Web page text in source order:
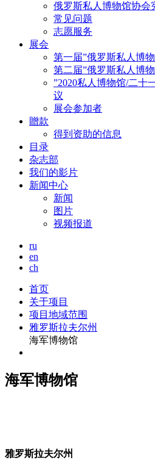
俄罗斯私人博物馆协会
常见问题
志愿服务
展会
第一届”俄罗斯私人博
第二届”俄罗斯私人博
”2020私人博物馆/二十
议
展会参加者
贈款
得到资助的信息
目录
杂志部
我们的影片
新闻中心
新闻
图片
视频报道
ru
en
ch
首页
关于项目
项目地域范围
雅罗斯拉夫尔州
海军博物馆
海军博物馆
雅罗斯拉夫尔州